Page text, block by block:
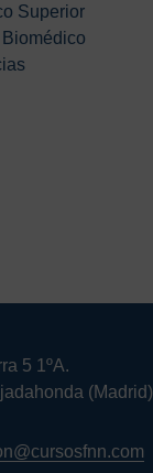
Superior
5 1ºA.
(Madrid)